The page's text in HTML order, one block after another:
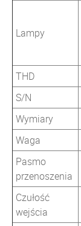
Lampy
THD
S/N
Wymiary
Waga
Pasmo
przenoszenia
Czułość
wejścia